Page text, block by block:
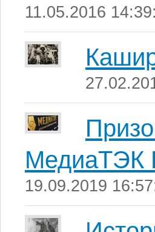
11.05.2016
МедиаТЭК
19.09.2019